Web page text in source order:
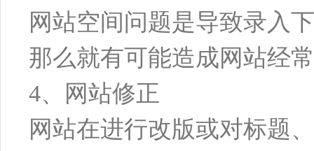
网站空间问题是导致录入
那么就有可能造成网站经
4、网站修正
网站在进行改版或对标题